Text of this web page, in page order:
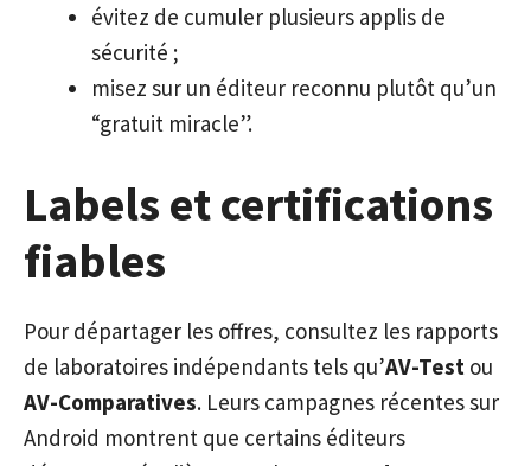
évitez de cumuler plusieurs applis de
sécurité ;
misez sur un éditeur reconnu plutôt qu’un
“gratuit miracle”.
Labels et certifications
fiables
Pour départager les offres, consultez les rapports
de laboratoires indépendants tels qu’AV-Test ou
AV-Comparatives. Leurs campagnes récentes sur
Android montrent que certains éditeurs